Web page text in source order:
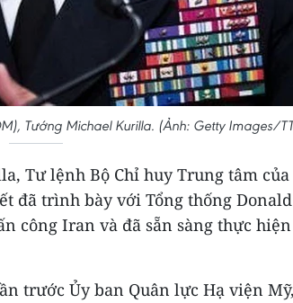
Tướng Michael Kurilla. (Ảnh: Getty Images/
Tư lệnh Bộ Chỉ huy Trung tâm
đã trình bày với Tổng thống
công Iran và đã sẵn sàng thực
trước Ủy ban Quân lực Hạ viện